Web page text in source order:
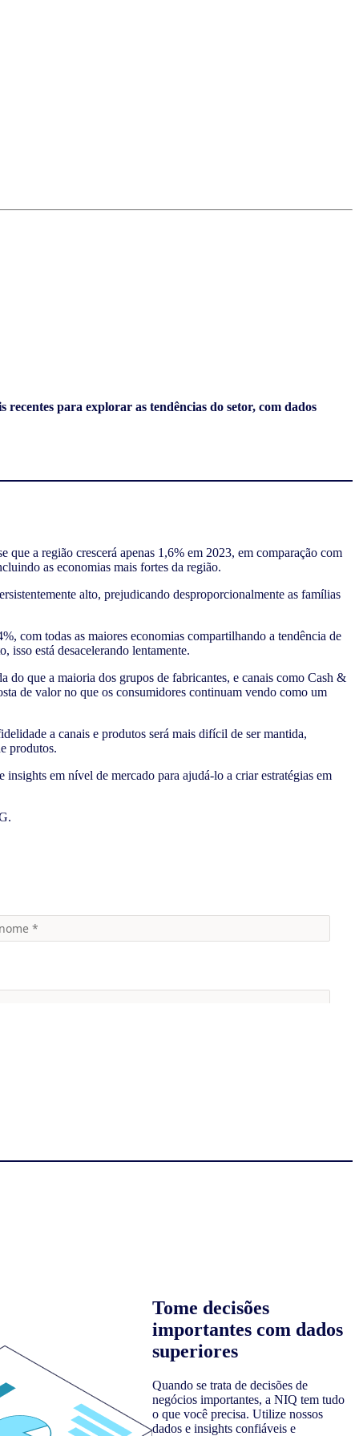
para explorar as tendências do setor, com dados
a região crescerá apenas 1,6% em 2023, em comparação com
as economias mais fortes da região.
alto, prejudicando desproporcionalmente as famílias
com todas as maiores economias compartilhando a tendência de
isso está desacelerando lentamente.
do que a maioria dos grupos de fabricantes, e canais como Cash &
de valor no que os consumidores continuam vendo como um
a canais e produtos será mais difícil de ser mantida,
produtos.
em nível de mercado para ajudá-lo a criar estratégias em
Tome decisões
importantes com dados
superiores
Quando se trata de decisões de
negócios importantes, a NIQ tem tudo
o que você precisa. Utilize nossos
dados e insights confiáveis e